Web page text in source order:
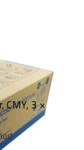
CMY, 3 ×